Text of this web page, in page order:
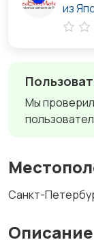
Мы
Санкт-
Описание
из